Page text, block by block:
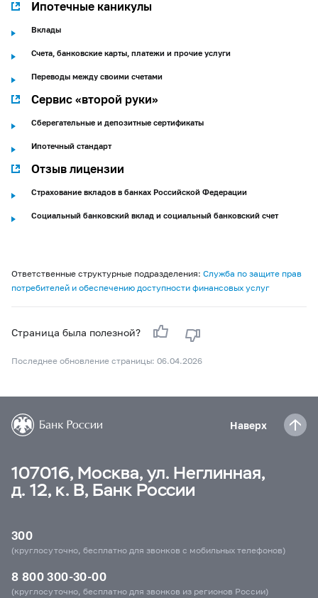
Ипотечные каникулы
Вклады
Счета, банковские карты, платежи и прочие услуги
Переводы между своими счетами
Сервис «второй руки»
Сберегательные и депозитные сертификаты
Ипотечный стандарт
Отзыв лицензии
Страхование вкладов в банках Российской Федерации
Социальный банковский вклад и социальный банковский счет
Ответственные структурные подразделения: Служба по защите прав
потребителей и обеспечению доступности финансовых услуг
Страница была полезной?
Последнее обновление страницы: 06.04.2026
Наверх
107016, Москва, ул. Неглинная,
д. 12, к. В, Банк России
300
(круглосуточно, бесплатно для звонков с мобильных телефонов)
8 800 300-30-00
(круглосуточно, бесплатно для звонков из регионов России)